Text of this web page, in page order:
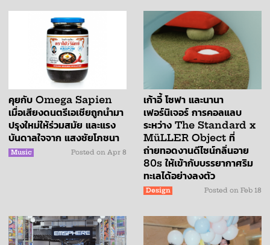
คุยกับ Omega Sapien
เมื่อเสียงดนตรีเอเชียถูกนำมา
ปรุงใหม่ให้ร่วมสมัย และแรง
บันดาลใจจาก แสงชัยโภชนา
Music Posted on Apr 8
เก้าอี้ โซฟา และนานา
เฟอร์นิเจอร์ การคอลแลบ
ระหว่าง The Standard x
MüLLER Object ที่
ถ่ายทอดงานดีไซน์กลิ่นอาย
80s ให้เข้ากับบรรยากาศริม
ทะเลได้อย่างลงตัว
Design Posted on Feb 18